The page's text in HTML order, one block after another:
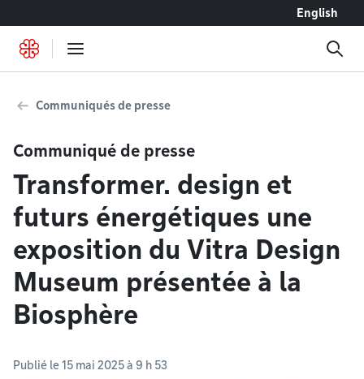
English
Communiqués de presse
Communiqué de presse
Transformer. design et
futurs énergétiques une
exposition du Vitra Design
Museum présentée à la
Biosphère
Publié le 15 mai 2025 à 9 h 53